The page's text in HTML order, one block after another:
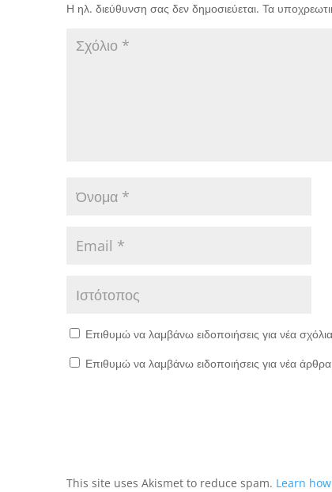
Η ηλ. διεύθυνση σας δεν δημοσιεύεται. Τα
Επιθυμώ να λαμβάνω ειδοποιήσεις για νέα
Επιθυμώ να λαμβάνω ειδοποιήσεις για νέα
This site uses Akismet to reduce spam. Learn